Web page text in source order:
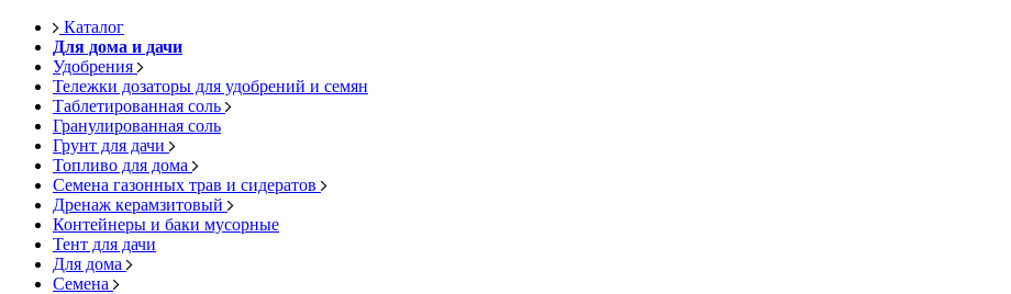
Каталог
Для дома и дачи
Удобрения
Тележки дозаторы для удобрений и семян
Таблетированная соль
Гранулированная соль
Грунт для дачи
Топливо для дома
Семена газонных трав и сидератов
Дренаж керамзитовый
Контейнеры и баки мусорные
Тент для дачи
Для дома
Семена